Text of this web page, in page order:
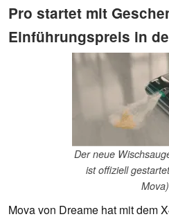
Pro startet mit
Einführungspreis in
Der neue
ist offiziell
Mova)
Mova von Dreame hat mit dem